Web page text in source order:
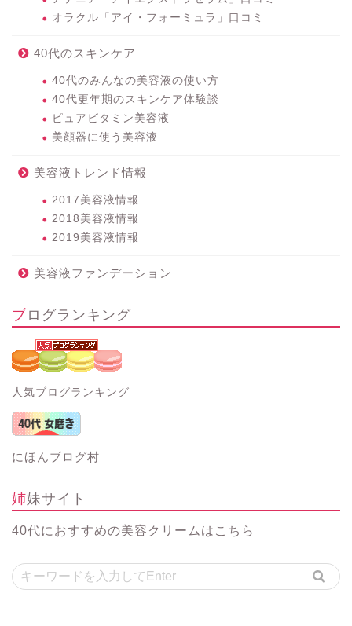
オラクル「アイ・フォーミュラ」口コミ
40代のスキンケア
40代のみんなの美容液の使い方
40代更年期のスキンケア体験談
ピュアビタミン美容液
美顔器に使う美容液
美容液トレンド情報
2017美容液情報
2018美容液情報
2019美容液情報
美容液ファンデーション
ブログランキング
人気ブログランキング
にほんブログ村
姉妹サイト
40代におすすめの美容クリーム はこちら